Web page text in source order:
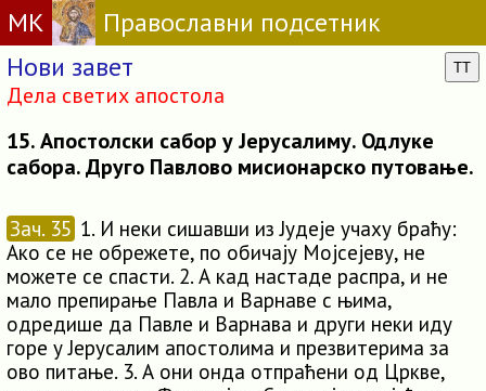
МК
Православни подсетник
Нови завет
TT
Дела светих апостола
15. Апостолски сабор у Јерусалиму. Одлуке
сабора. Друго Павлово мисионарско путовање.
Зач. 35 1. И неки сишавши из Јудеје учаху браћу:
Ако се не обрежете, по обичају Мојсејеву, не
можете се спасти. 2. А кад настаде распра, и не
мало препирање Павла и Варнаве с њима,
одредише да Павле и Варнава и други неки иду
горе у Јерусалим апостолима и презвитерима за
ово питање. 3. А они онда отпраћени од Цркве,